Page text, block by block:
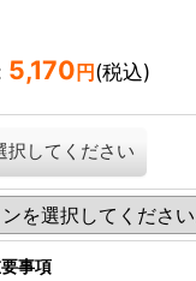
5,170 円 (税込)
択してください
事項